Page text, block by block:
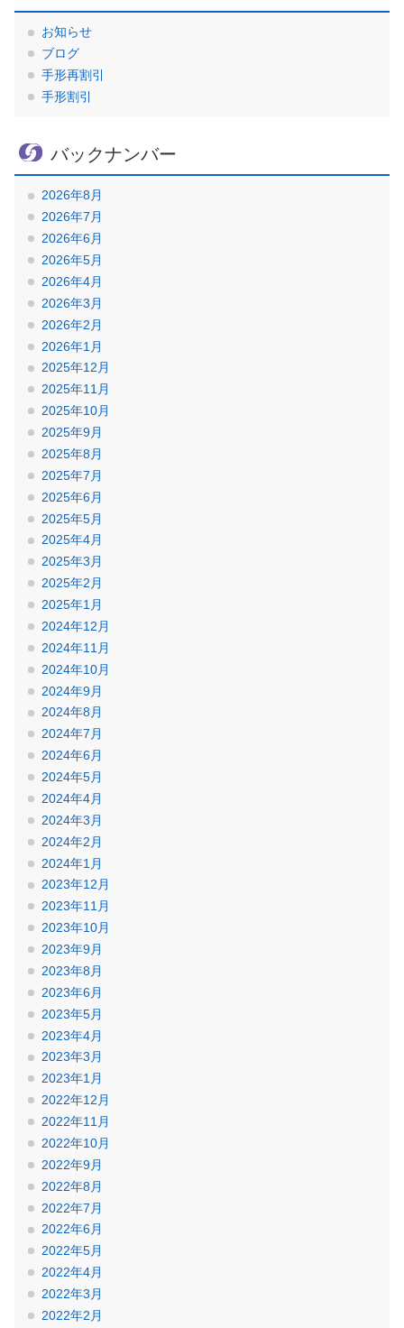
お知らせ
ブログ
手形再割引
手形割引
バックナンバー
2026年8月
2026年7月
2026年6月
2026年5月
2026年4月
2026年3月
2026年2月
2026年1月
2025年12月
2025年11月
2025年10月
2025年9月
2025年8月
2025年7月
2025年6月
2025年5月
2025年4月
2025年3月
2025年2月
2025年1月
2024年12月
2024年11月
2024年10月
2024年9月
2024年8月
2024年7月
2024年6月
2024年5月
2024年4月
2024年3月
2024年2月
2024年1月
2023年12月
2023年11月
2023年10月
2023年9月
2023年8月
2023年6月
2023年5月
2023年4月
2023年3月
2023年1月
2022年12月
2022年11月
2022年10月
2022年9月
2022年8月
2022年7月
2022年6月
2022年5月
2022年4月
2022年3月
2022年2月